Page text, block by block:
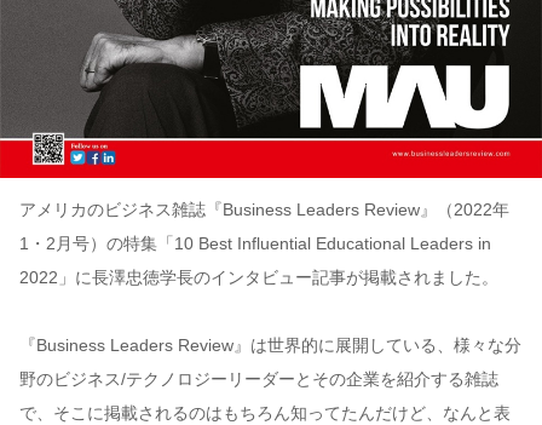
アメリカのビジネス雑誌『Business Leaders Review』（2022年
1・2月号）の特集「10 Best Influential Educational Leaders in
2022」に長澤忠徳学長のインタビュー記事が掲載されました。
『Business Leaders Review』は世界的に展開している、様々な分
野のビジネス/テクノロジーリーダーとその企業を紹介する雑誌
で、そこに掲載されるのはもちろん知ってたんだけど、なんと表